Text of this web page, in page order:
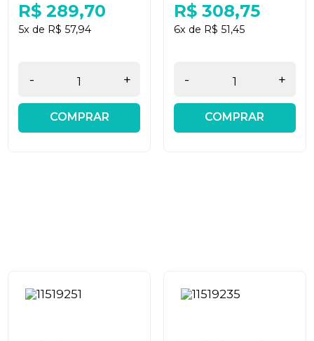
R$ 289,70
5x de R$ 57,94
- +
COMPRAR
R$ 308,75
6x de R$ 51,45
- +
COMPRAR